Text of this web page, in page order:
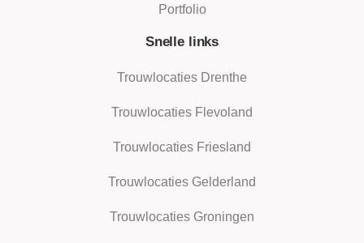
Portfolio
Snelle links
Trouwlocaties Drenthe
Trouwlocaties Flevoland
Trouwlocaties Friesland
Trouwlocaties Gelderland
Trouwlocaties Groningen